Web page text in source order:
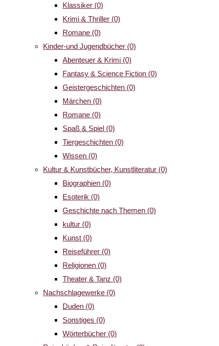
Klassiker (0)
Krimi & Thriller (0)
Romane (0)
Kinder-und Jugendbücher (0)
Abenteuer & Krimi (0)
Fantasy & Science Fiction (0)
Geistergeschichten (0)
Märchen (0)
Romane (0)
Spaß & Spiel (0)
Tiergeschichten (0)
Wissen (0)
Kultur & Kunstbücher, Kunstliteratur (0)
Biographien (0)
Esoterik (0)
Geschichte nach Themen (0)
kultur (0)
Kunst (0)
Reiseführer (0)
Religionen (0)
Theater & Tanz (0)
Nachschlagewerke (0)
Duden (0)
Sonstiges (0)
Wörterbücher (0)